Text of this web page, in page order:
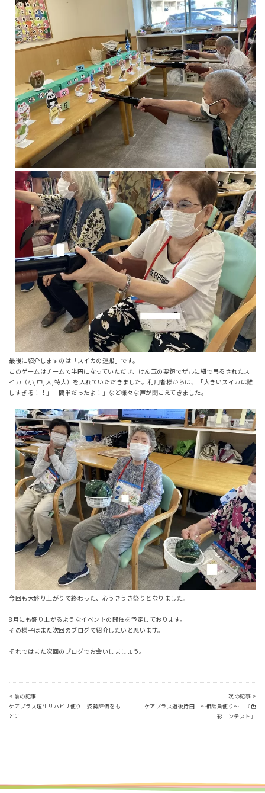
最後に紹介しますのは「スイカの運搬」です。
このゲームはチームで半円になっていただき、けん玉の要領でザルに紐で吊るされたス
イカ（小,中,大,特大）を入れていただきました。利用者様からは、「大きいスイカは難
しすぎる！！」「簡単だったよ！」など様々な声が聞こえてきました。
今回も大盛り上がりで終わった、心うきうき祭りとなりました。
8月にも盛り上がるようなイベントの開催を予定しております。
その様子はまた次回のブログで紹介したいと思います。
それではまた次回のブログでお会いしましょう。
< 前の記事
ケアプラス垣生リハビリ便り 姿勢評価をも
とに
次の記事 >
ケアプラス道後持田 ～相談員便り～ 『色
彩コンテスト』